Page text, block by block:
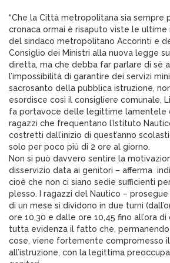
“Che la Città metropolitana sia sempre
cronaca ormai è risaputo viste le
del sindaco metropolitano Accorinti e
Consiglio dei Ministri alla nuova legge
diretta, ma che debba far parlare di sè
l’impossibilità di garantire dei servizi
sacrosanto della pubblica istruzione,
esordisce così il consigliere comunale,
fa portavoce delle legittime lamentele
ragazzi che frequentano l’Istituto
costretti dall’inizio di quest’anno
solo per poco più di 2 ore al giorno.
Non si può davvero sentire la
disservizio data ai genitori – afferma
cioè che non ci siano sedie sufficienti
plesso. I ragazzi del Nautico –
di un mese si dividono in due turni
ore 10,30 e dalle ore 10,45 fino all’ora di
tutta evidenza il fatto che,
cose, viene fortemente compromesso
all’istruzione, con la legittima